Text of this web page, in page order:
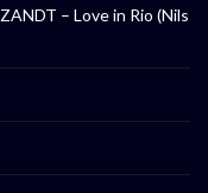
– Love in Rio (Nils